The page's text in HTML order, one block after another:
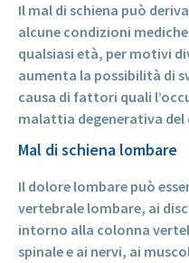
Il mal di schiena può
alcune condizioni
qualsiasi età, per motivi
aumenta la possibilità di
causa di fattori quali
malattia degenerativa del
Mal di schiena lombare
Il dolore lombare può
vertebrale lombare, ai
intorno alla colonna
spinale e ai nervi, ai